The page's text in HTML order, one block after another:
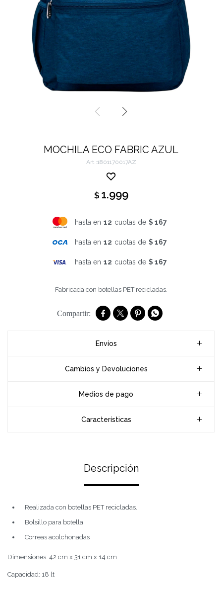
MOCHILA ECO FABRIC AZUL
1801170017AZ
$ 1.999
hasta en 12 cuotas de $ 167
hasta en 12 cuotas de $ 167
hasta en 12 cuotas de $ 167
Fabricada con botellas PET recicladas.
   
Envíos
Cambios y Devoluciones
Medios de pago
Características
Descripción
Realizada con botellas PET recicladas.
Bolsillo para botella
Correas acolchonadas
Dimensiones: 42 cm x 31 cm x 14 cm
Capacidad: 18 lt